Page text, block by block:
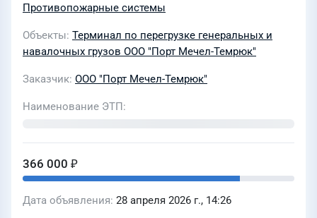
Противопожарные системы
Объекты Терминал по перегрузке генеральных и
навалочных грузов ООО "Порт Мечел-Темрюк"
Заказчик ООО "Порт Мечел-Темрюк"
Наименование ЭТП
366 000 ₽
Дата объявления 28 апреля 2026 г., 14:26